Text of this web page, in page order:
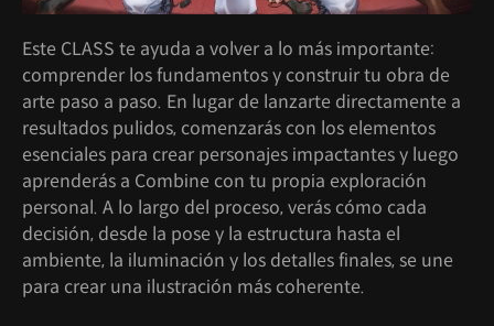
Este CLASS te ayuda a volver a lo más importante:
comprender los fundamentos y construir tu obra de
arte paso a paso. En lugar de lanzarte directamente a
resultados pulidos, comenzarás con los elementos
esenciales para crear personajes impactantes y luego
aprenderás a Combine con tu propia exploración
personal. A lo largo del proceso, verás cómo cada
decisión, desde la pose y la estructura hasta el
ambiente, la iluminación y los detalles finales, se une
para crear una ilustración más coherente.